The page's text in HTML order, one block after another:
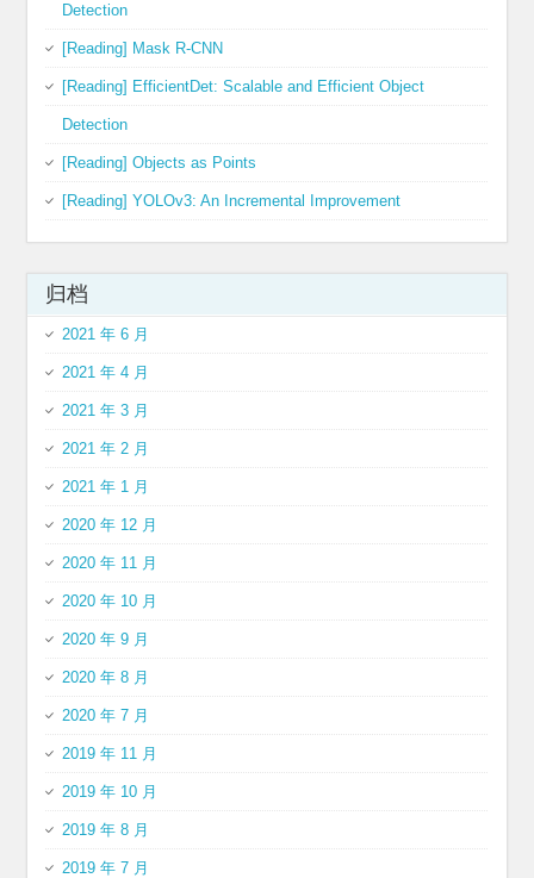
Detection
[Reading] Mask R-CNN
[Reading] EfficientDet: Scalable and Efficient Object
Detection
[Reading] Objects as Points
[Reading] YOLOv3: An Incremental Improvement
归档
2021 年 6 月
2021 年 4 月
2021 年 3 月
2021 年 2 月
2021 年 1 月
2020 年 12 月
2020 年 11 月
2020 年 10 月
2020 年 9 月
2020 年 8 月
2020 年 7 月
2019 年 11 月
2019 年 10 月
2019 年 8 月
2019 年 7 月